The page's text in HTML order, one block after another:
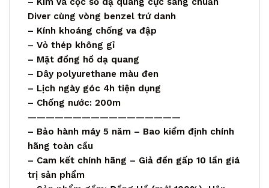
Diver cùng vòng benzel trứ danh
– Kính khoáng chống va đập
– Vỏ thép không gỉ
– Mặt đồng hồ dạ quang
– Dây polyurethane màu đen
– Lịch ngày góc 4h tiện dụng
– Chống nước: 200m
—————————————————
– Bảo hành máy 5 năm – Bao kiểm định chính
hãng toàn cầu
– Cam kết chính hãng – Giả đền gấp 10 lần giá
trị sản phẩm